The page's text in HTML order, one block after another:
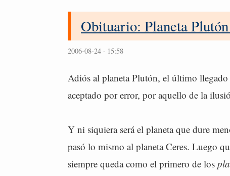
Obituario: Planeta
2006-08-24 · 15:58
Adiós al planeta Plutón, el último
aceptado por error, por aquello de la
Y ni siquiera será el planeta que dure
pasó lo mismo al planeta Ceres. Luego
siempre queda como el primero de los